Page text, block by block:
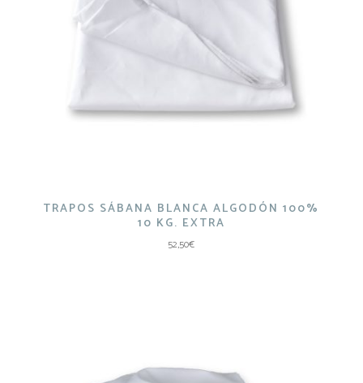
TRAPOS SÁBANA BLANCA ALGODÓN 100%
10 KG. EXTRA
52,50€